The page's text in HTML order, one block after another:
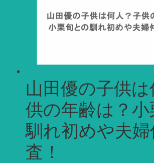
山田優の子供
供の年齢は？
馴れ初めや夫
査！